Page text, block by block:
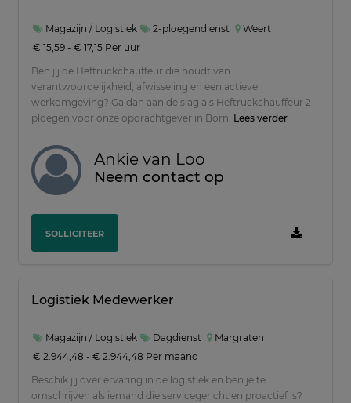
Van 1 tot 2 jaar
Van 2 tot 5 jaar
Van 5 tot 10 jaar
Magazijn / Logistiek 2-ploegendienst
Weert
€ 15,59 - € 17,15 Per uur
Ben jij de Heftruckchauffeur die houdt van
verantwoordelijkheid, afwisseling en een actieve
werkomgeving? Ga dan aan de slag als Heftruckchauffeur 2-
ploegen voor onze opdrachtgever in Born. Lees verder
Ankie van Loo
Neem contact op
SOLLICITEER
Logistiek Medewerker
Magazijn / Logistiek Dagdienst
Margraten
€ 2.944,48 - € 2.944,48 Per maand
Beschik jij over ervaring in de logistiek en ben je te
omschrijven als iemand die servicegericht en proactief is?